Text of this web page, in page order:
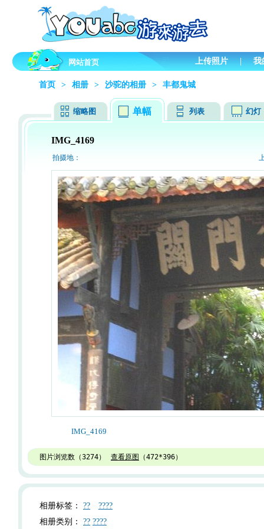
网站首页 上传照片 | 我
首页 > 相册 > 沙驼的相册 > 丰都鬼城
缩略图 单幅 列表 幻灯
IMG_4169
拍摄地：
IMG_4169
图片浏览数（3274） 查看原图 （472*396）
相册标签： ??
????
相册类别： ?? ????